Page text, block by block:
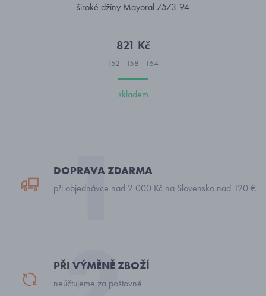
široké džíny Mayoral 7573-94
821 Kč
152 158 164
skladem
DOPRAVA ZDARMA
při objednávce nad 2 000 Kč na Slovensko nad 120 €
PŘI VÝMĚNĚ ZBOŽÍ
neúčtujeme za poštovné